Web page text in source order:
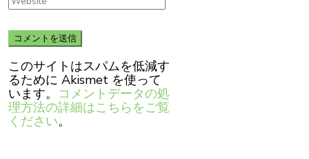
このサイトはスパムを低減す
るために Akismet を使って
います。 コメントデータの処
理方法の詳細はこちらをご覧
ください。